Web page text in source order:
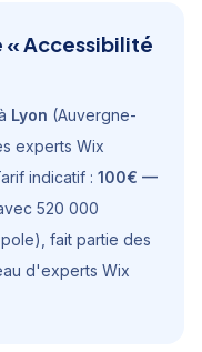
«Accessibilité
Lyon (Auvergne-
experts Wix
indicatif : 100€ —
avec 520 000
, fait partie des
d'experts Wix